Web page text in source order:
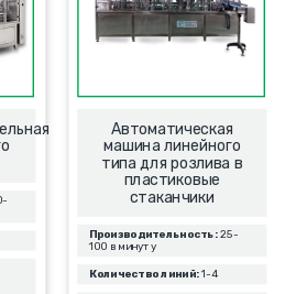
Автоматическая
машина линейного
типа для розлива в
пластиковые
стаканчики
Производительность:25-
100 в минуту
Количество линий:1-4